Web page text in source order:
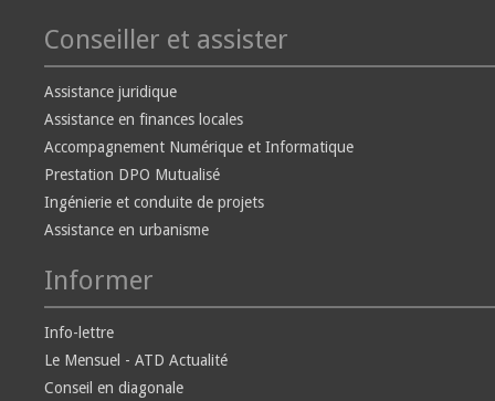
Conseiller et assister
Assistance juridique
Assistance en finances locales
Accompagnement Numérique et Informatique
Prestation DPO Mutualisé
Ingénierie et conduite de projets
Assistance en urbanisme
Informer
Info-lettre
Le Mensuel - ATD Actualité
Conseil en diagonale